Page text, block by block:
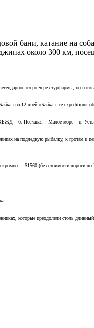
бани, катание на
около 300 км,
озеро через турфирмы, но
на 12 дней «Байкал ice-expedition»
– б. Песчаная – Малое море – п.
на подледную рыбалку, к гротам
– $1560 (без стоимости
которые преодолели столь